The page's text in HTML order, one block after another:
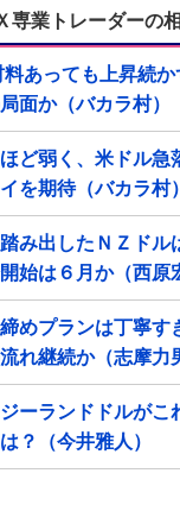
専業トレーダーの
あっても上昇続
面か（バカラ村）
ど弱く、米ドル急
を期待（バカラ村）
み出したＮＺドル
始は６月か（西原
めプランは丁寧す
れ継続か（志摩力
ーランドドルがこ
？（今井雅人）